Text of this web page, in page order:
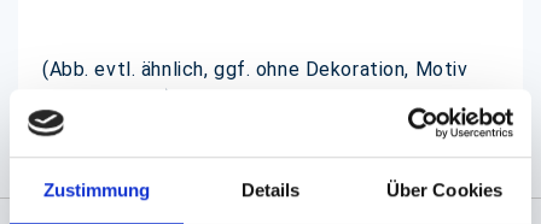
Zustimmung Details Über Cookies
(Abb. evtl. ähnlich, ggf. ohne Dekoration, Motiv
kann variieren)